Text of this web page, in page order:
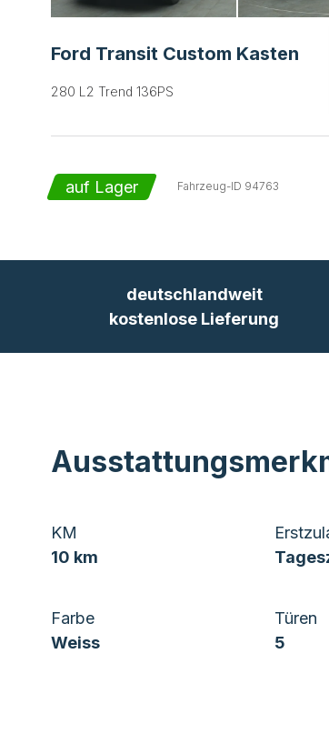
Ford Transit Custom Kasten
280 L2 Trend 136PS
auf Lager Fahrzeug-ID 94763
deutschlandweit
kostenlose Lieferung
KM
10 km
Farbe
Weiss
Türen
5